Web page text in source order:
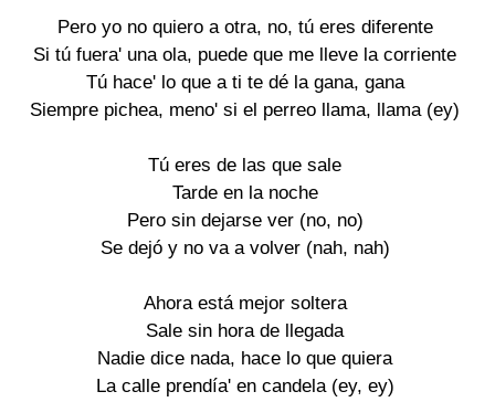
Pero yo no quiero a otra, no, tú eres diferente
Si tú fuera' una ola, puede que me lleve la corriente
Tú hace' lo que a ti te dé la gana, gana
Siempre pichea, meno' si el perreo llama, llama (ey)
Tú eres de las que sale
Tarde en la noche
Pero sin dejarse ver (no, no)
Se dejó y no va a volver (nah, nah)
Ahora está mejor soltera
Sale sin hora de llegada
Nadie dice nada, hace lo que quiera
La calle prendía' en candela (ey, ey)